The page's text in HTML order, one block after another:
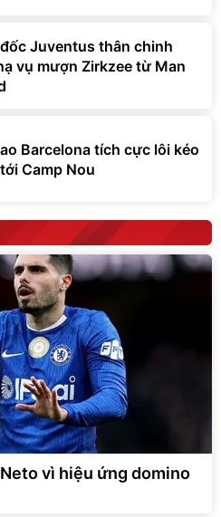
Juventus thân chinh
vụ mượn Zirkzee từ Man
Barcelona tích cực lôi kéo
Camp Nou
vì hiệu ứng domino